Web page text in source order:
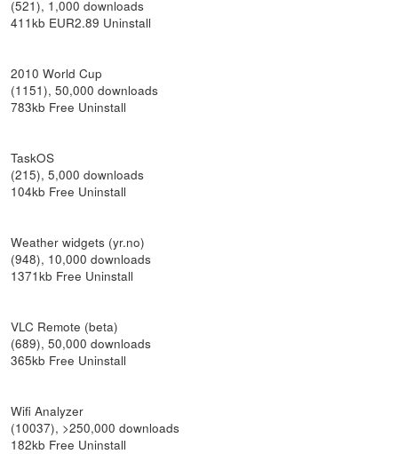
(521), 1,000 downloads
411kb EUR2.89 Uninstall
2010 World Cup
(1151), 50,000 downloads
783kb Free Uninstall
TaskOS
(215), 5,000 downloads
104kb Free Uninstall
Weather widgets (yr.no)
(948), 10,000 downloads
1371kb Free Uninstall
VLC Remote (beta)
(689), 50,000 downloads
365kb Free Uninstall
Wifi Analyzer
(10037), >250,000 downloads
182kb Free Uninstall